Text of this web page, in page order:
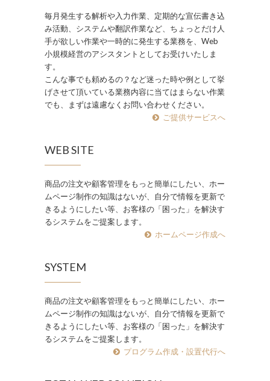
毎月発生する解析や入力作業、定期的な宣伝書き込
み活動、システムや翻訳作業など、ちょっとだけ人
手が欲しい作業や一時的に発生する業務を、Web
小規模経営のアシスタントとしてお受けいたしま
す。
こんな事でも頼めるの？など迷った時や例として挙
げさせて頂いている業務内容に当てはまらない作業
でも、まずは遠慮なくお問い合わせください。
ご提供サービスへ
WEB SITE
商品の注文や顧客管理をもっと簡単にしたい、ホー
ムページ制作の知識はないが、自分で情報を更新で
きるようにしたい等、お客様の「困った」を解決す
るシステムをご提案します。
ホームページ作成へ
SYSTEM
商品の注文や顧客管理をもっと簡単にしたい、ホー
ムページ制作の知識はないが、自分で情報を更新で
きるようにしたい等、お客様の「困った」を解決す
るシステムをご提案します。
プログラム作成・設置代行へ